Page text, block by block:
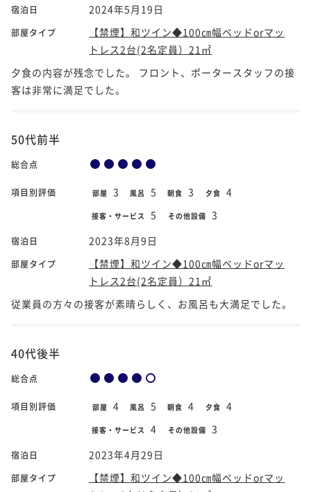
宿泊日 2024年5月19日
部屋タイプ
【禁煙】和ツイン◆100㎝幅ベッドorマッ
トレス2台(2名定員）21㎡
夕食の内容が残念でした。 フロント、ポータースタッフの接
客は非常に満足でした。
50代前半
総合点
項目別評価 部屋 3 風呂 5 朝食 3 夕食 4
接客・サービス 5 その他設備 3
宿泊日 2023年8月9日
部屋タイプ
【禁煙】和ツイン◆100㎝幅ベッドorマッ
トレス2台(2名定員）21㎡
従業員の方々の接客が素晴らしく、お風呂も大満足でした。
40代後半
総合点
項目別評価 部屋 4 風呂 5 朝食 4 夕食 4
接客・サービス 4 その他設備 3
宿泊日 2023年4月29日
部屋タイプ
【禁煙】和ツイン◆100㎝幅ベッドorマッ